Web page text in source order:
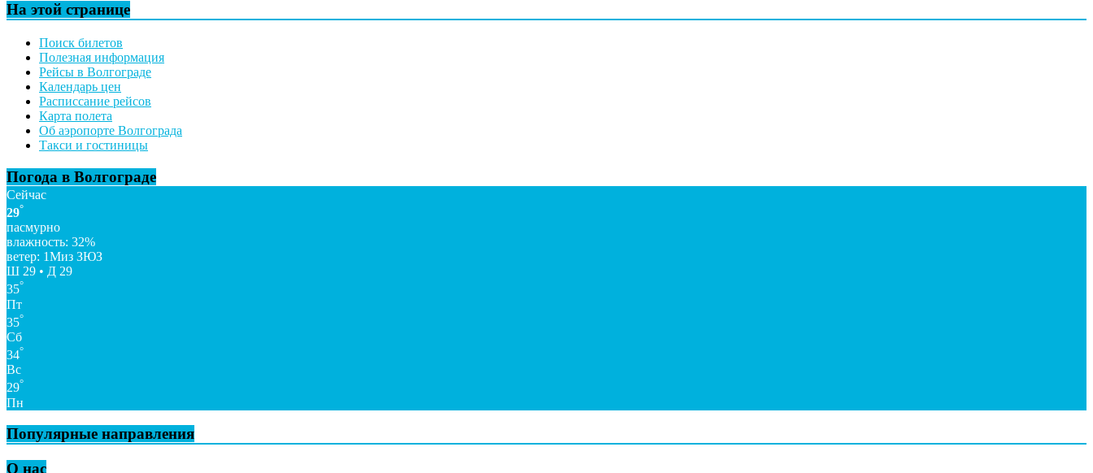
На этой странице
Поиск билетов
Полезная информация
Рейсы в Волгограде
Календарь цен
Расписсание рейсов
Карта полета
Об аэропорте Волгограда
Такси и гостиницы
Погода в Волгограде
Сейчас
29°
пасмурно
влажность: 32%
ветер: 1Миз ЗЮЗ
Ш 29 • Д 29
35°
Пт
35°
Сб
34°
Вс
29°
Пн
Популярные направления
О нас